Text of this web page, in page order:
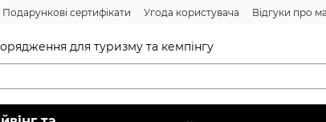
Подарункові сертифікати Угода користувача
Відгуки про
для туризму та кемпінгу